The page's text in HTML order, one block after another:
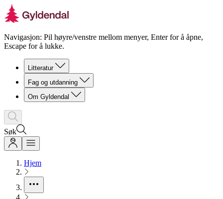
Navigasjon: Pil høyre/venstre mellom menyer, Enter for å åpne,
Escape for å lukke.
Litteratur
Fag og utdanning
Om Gyldendal
Søk
Hjem